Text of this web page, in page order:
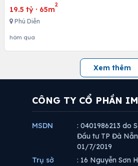
19.5 tỷ · 65m
2
Phú Diễn
hôm qua
Xem thêm
CÔNG TY CỔ PHẦN
MSDN
: 0401986213 do
Đầu tư TP Đà
01/7/2019
Trụ sở
: 16 Nguyễn Sơn